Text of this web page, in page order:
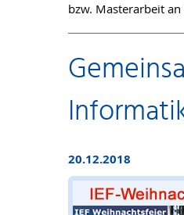
bzw. Masterarbeit
20.12.2018